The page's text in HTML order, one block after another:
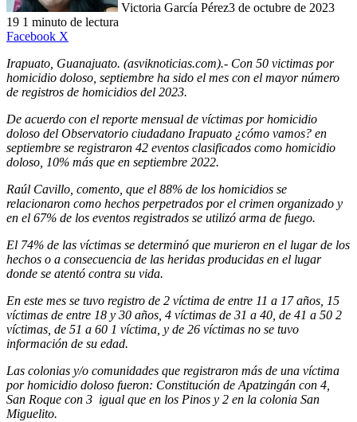
Victoria García Pérez3 de octubre de 2023
19 1 minuto de lectura
Facebook X
Irapuato, Guanajuato. (asviknoticias.com).- Con 50 victimas por
homicidio doloso, septiembre ha sido el mes con el mayor número
de registros de homicidios del 2023.
De acuerdo con el reporte mensual de víctimas por homicidio
doloso del Observatorio ciudadano Irapuato ¿cómo vamos? en
septiembre se registraron 42 eventos clasificados como homicidio
doloso, 10% más que en septiembre 2022.
Raúl Cavillo, comento, que el 88% de los homicidios se
relacionaron como hechos perpetrados por el crimen organizado y
en el 67% de los eventos registrados se utilizó arma de fuego.
El 74% de las víctimas se determinó que murieron en el lugar de los
hechos o a consecuencia de las heridas producidas en el lugar
donde se atentó contra su vida.
En este mes se tuvo registro de 2 víctima de entre 11 a 17 años, 15
víctimas de entre 18 y 30 años, 4 víctimas de 31 a 40, de 41 a 50 2
víctimas, de 51 a 60 1 víctima, y de 26 víctimas no se tuvo
información de su edad.
Las colonias y/o comunidades que registraron más de una víctima
por homicidio doloso fueron: Constitución de Apatzingán con 4,
San Roque con 3 igual que en los Pinos y 2 en la colonia San
Miguelito.